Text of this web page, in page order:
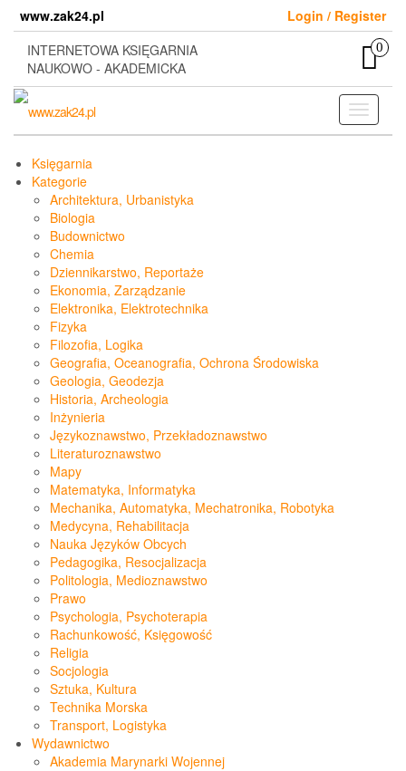
content
www.zak24.pl
Login / Register
INTERNETOWA KSIĘGARNIA
NAUKOWO - AKADEMICKA
0
Toggle
Księgarnia
Kategorie
Architektura, Urbanistyka
Biologia
Budownictwo
Chemia
Dziennikarstwo, Reportaże
Ekonomia, Zarządzanie
Elektronika, Elektrotechnika
Fizyka
Filozofia, Logika
Geografia, Oceanografia, Ochrona Środowiska
Geologia, Geodezja
Historia, Archeologia
Inżynieria
Językoznawstwo, Przekładoznawstwo
Literaturoznawstwo
Mapy
Matematyka, Informatyka
Mechanika, Automatyka, Mechatronika, Robotyka
Medycyna, Rehabilitacja
Nauka Języków Obcych
Pedagogika, Resocjalizacja
Politologia, Medioznawstwo
Prawo
Psychologia, Psychoterapia
Rachunkowość, Księgowość
Religia
Socjologia
Sztuka, Kultura
Technika Morska
Transport, Logistyka
Wydawnictwo
Akademia Marynarki Wojennej